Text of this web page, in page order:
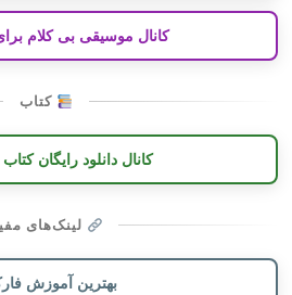
کانال موسیقی بی کلام برای ترید در
کتاب
کانال دانلود رایگان کتاب در تلگرام
لینک‌های مفید
بهترین آموزش فارکس